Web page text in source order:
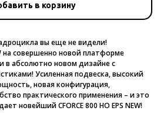
в корзину
вы еще не видели!
на совершенно новой платформе
в абсолютно новом дизайне с
Усиленная подвеска, высокий
новая конфигурация,
практического применения – и это
новейший CFORCE 800 HO EPS NEW!